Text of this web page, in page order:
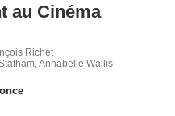
au Cinéma
Richet
Annabelle Wallis